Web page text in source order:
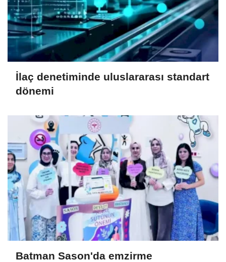
İlaç denetiminde uluslararası standart
dönemi
Batman Sason'da emzirme